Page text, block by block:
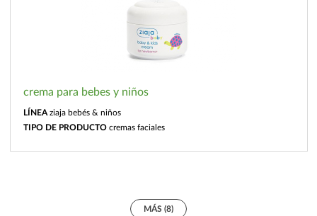
crema para bebes y niños
LÍNEA ziaja bebés & niños
TIPO DE PRODUCTO cremas faciales
MÁS (8)